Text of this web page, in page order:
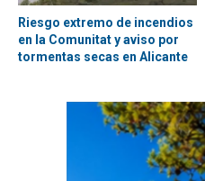
Riesgo extremo de incendios
en la Comunitat y aviso por
tormentas secas en Alicante